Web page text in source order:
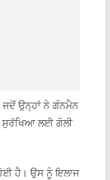
ਜਦੋਂ ਉਨ੍ਹਾਂ ਨੇ ਗੰਨਮੈਨ
ਸੁਰੱਖਿਆ ਲਈ ਗੋਲੀ
ਹੈ। ਉਸ ਨੂੰ ਇਲਾਜ